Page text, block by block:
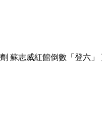
蘇志威紅館倒數「登六」